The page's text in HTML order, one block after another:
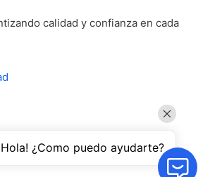
calidad y confianza en cada
Hola! ¿Como puedo ayudarte?